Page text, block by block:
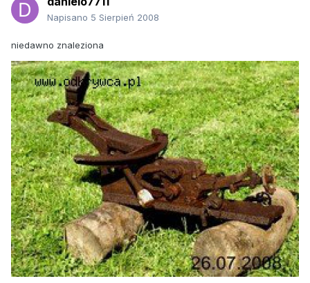
Napisano 5 Sierpień 2008
niedawno znaleziona